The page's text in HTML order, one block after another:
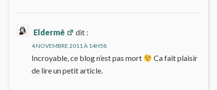
Eldermê dit :
4 NOVEMBRE 2011 À 14H58
Incroyable, ce blog n’est pas mort
Ca fait plaisir
de lire un petit article.